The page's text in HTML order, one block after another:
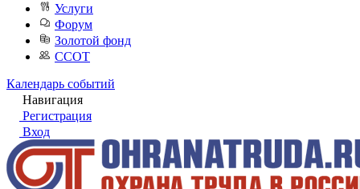
Услуги
Форум
Золотой фонд
ССОТ
Календарь событий
Навигация
Регистрация
Вход